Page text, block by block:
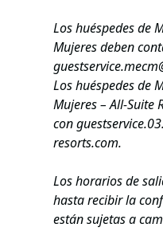
Los huéspedes de
Mujeres deben
Los huéspedes de
Mujeres – All-Suite
con
resorts.com.
Los horarios de
hasta recibir la
están sujetas a